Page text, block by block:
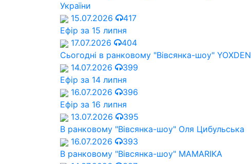
України
15.07.2026
417
Ефір за 15 липня
17.07.2026
404
Сьогодні в ранковому "Вівсянка-шоу" YOXDEN
14.07.2026
399
Ефір за 14 липня
16.07.2026
396
Ефір за 16 липня
13.07.2026
395
В ранковому "Вівсянка-шоу" Оля Цибульська
16.07.2026
393
В ранковому "Вівсянка-шоу" MAMARIKA